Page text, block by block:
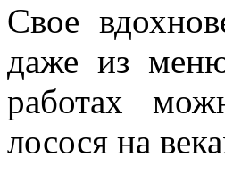
Свое
даже из
работах
лосося на